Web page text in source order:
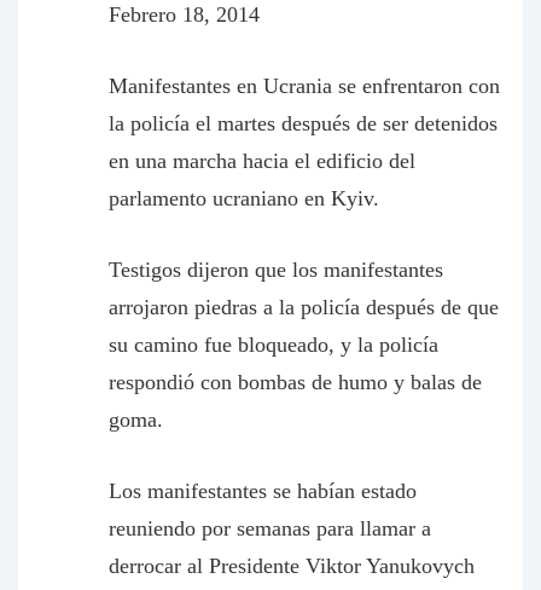
Febrero 18, 2014
Manifestantes en Ucrania se enfrentaron con
la policía el martes después de ser detenidos
en una marcha hacia el edificio del
parlamento ucraniano en Kyiv.
Testigos dijeron que los manifestantes
arrojaron piedras a la policía después de que
su camino fue bloqueado, y la policía
respondió con bombas de humo y balas de
goma.
Los manifestantes se habían estado
reuniendo por semanas para llamar a
derrocar al Presidente Viktor Yanukovych